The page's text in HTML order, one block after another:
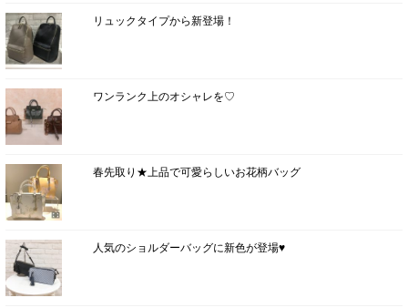
リュックタイプから新登場！
ワンランク上のオシャレを♡
春先取り★上品で可愛らしいお花柄バッグ
人気のショルダーバッグに新色が登場♥